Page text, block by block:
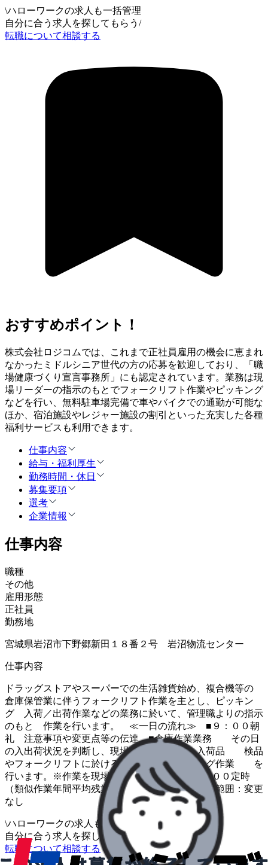
\ハローワークの求人も一括管理
自分に合う求人を探してもらう /
転職について相談する
おすすめポイント！
株式会社ロジコムでは、これまで正社員雇用の機会に恵まれ
なかったミドルシニア世代の方の応募を歓迎しており、「職
場健康づくり宣言事務所」にも認定されています。業務は現
場リーダーの指示のもとでフォークリフト作業やピッキング
などを行い、無料駐車場完備で車やバイクでの通勤が可能な
ほか、宿泊施設やレジャー施設の割引といった充実した各種
福利サービスも利用できます。
仕事内容
給与・福利厚生
勤務時間・休日
募集要項
選考
企業情報
仕事内容
職種
その他
雇用形態
正社員
勤務地
宮城県岩沼市下野郷新田１８番２号 岩沼物流センター
仕事内容
ドラッグストアやスーパーでの生活雑貨始め、複合機等の
倉庫保管業に伴うフォークリフト作業を主とし、ピッキン
グ 入荷／出荷作業などの業務に於いて、管理職よりの指示
のもと 作業を行います。 ≪一日の流れ≫ ■９：００朝
礼 注意事項や変更点等の伝達 ■倉庫作業業務 その日
の入出荷状況を判断し、現場作業員と供に、入荷品 検品
やフォークリフトに於ける保管格納、ピッキング作業 を
行います。※作業を現場リーダー指示 ■１８：００定時
（類似作業年間平均残業時間２４．５Ｈ） 変更範囲：変更
なし
\ハローワークの求人も一括管理
自分に合う求人を探してもらう
転職について相談する